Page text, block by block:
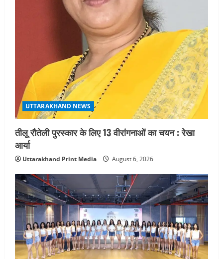
UTTARAKHAND NEWS
तीलू रौतेली पुरस्कार के लिए 13 वीरांगनाओं का चयन : रेखा
आर्या
Uttarakhand Print Media August 6, 2026